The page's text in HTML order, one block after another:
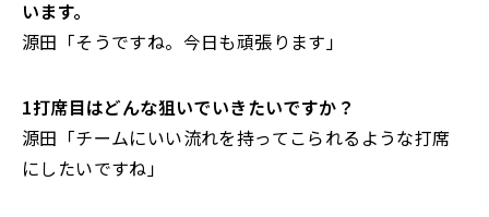
います。
源田「そうですね。今日も頑張ります」
――1打席目はどんな狙いでいきたいですか？
源田「チームにいい流れを持ってこられるような打席
にしたいですね」